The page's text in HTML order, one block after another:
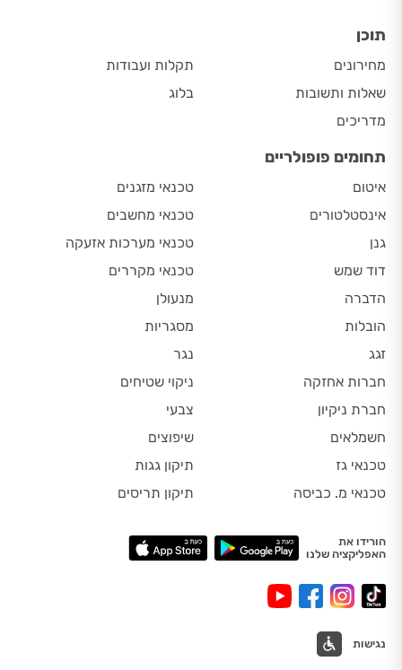
תוכן
מחירונים
שאלות ותשובות
מדריכים
תקלות ועבודות
בלוג
תחומים פופולריים
איטום
אינסטלטורים
גנן
דוד שמש
הדברה
הובלות
זגג
חברות אחזקה
חברת ניקיון
חשמלאים
טכנאי גז
טכנאי מ. כביסה
טכנאי מזגנים
טכנאי מחשבים
טכנאי מערכות אזעקה
טכנאי מקררים
מנעולן
מסגריות
נגר
ניקוי שטיחים
צבעי
שיפוצים
תיקון גגות
תיקון תריסים
הורידו את
האפליקציה שלנו
נגישות